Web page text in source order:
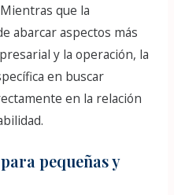
que la
abarcar aspectos más
y la operación, la
en buscar
en la relación
pequeñas y